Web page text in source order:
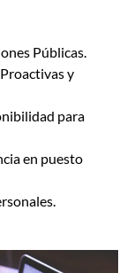
Públicas.
y
para
en puesto